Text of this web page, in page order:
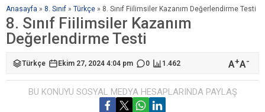
Anasayfa » 8. Sınıf » Türkçe » 8. Sınıf Fiilimsiler Kazanım Değerlendirme Testi
8. Sınıf Fiilimsiler Kazanım
Değerlendirme Testi
Türkçe Ekim 27, 2024 4:04 pm 0 1.462 A+A-
BU KONUYU SOSYAL MEDYA HESAPLARINDA PAYLAŞ